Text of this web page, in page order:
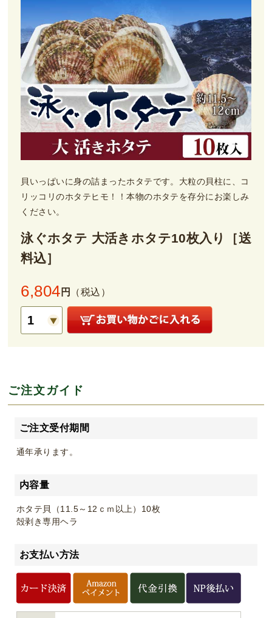
貝いっぱいに身の詰まったホタテです。大粒の貝柱に、コ
リッコリのホタテヒモ！！本物のホタテを存分にお楽しみ
ください。
泳ぐホタテ 大活きホタテ10枚入り［送
料込］
6,804 円 （税込）
ご注文ガイド
ご注文受付期間
通年承ります。
内容量
ホタテ貝（11.5～12ｃｍ以上）10枚
殻剥き専用ヘラ
お支払い方法